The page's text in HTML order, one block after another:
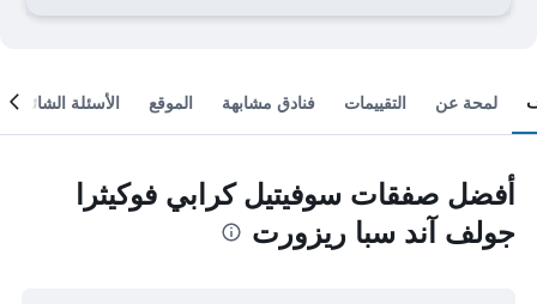
لمحة عن التقييمات فنادق مشابهة الموقع الأسئلة الشائعة
أفضل صفقات سوفيتيل كرابي فوكيثرا
جولف آند سبا ريزورت